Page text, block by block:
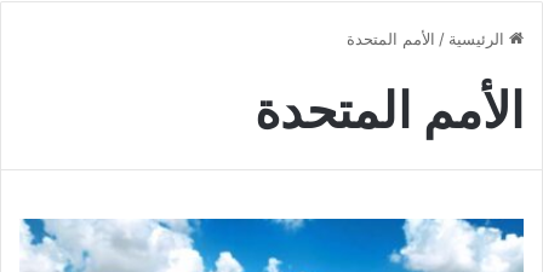
الرئيسية / الأمم المتحدة
الأمم المتحدة